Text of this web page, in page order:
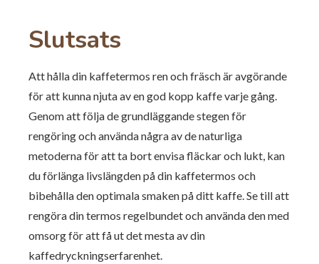
Slutsats
Att hålla din kaffetermos ren och fräsch är avgörande
för att kunna njuta av en god kopp kaffe varje gång.
Genom att följa de grundläggande stegen för
rengöring och använda några av de naturliga
metoderna för att ta bort envisa fläckar och lukt, kan
du förlänga livslängden på din kaffetermos och
bibehålla den optimala smaken på ditt kaffe. Se till att
rengöra din termos regelbundet och använda den med
omsorg för att få ut det mesta av din
kaffedryckningserfarenhet.